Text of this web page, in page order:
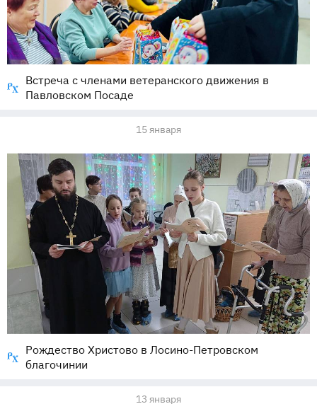
Встреча с членами ветеранского движения в
Павловском Посаде
15 января
Рождество Христово в Лосино-Петровском
благочинии
13 января